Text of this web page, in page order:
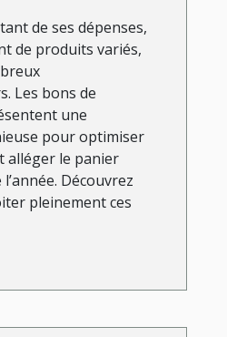
de ses dépenses,
de produits variés,
Les bons de
une
pour optimiser
alléger le panier
Découvrez
pleinement ces